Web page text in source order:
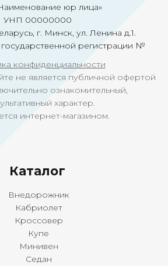
юр лица»
УНП 00000000
г. Минск, ул. Ленина д.1.
регистрации №
конфиденциальности
не является публичной офертой
ознакомительный,
характер.
интернет-магазином.
Каталог
Внедорожник
Кабриолет
Кроссовер
Купе
Минивен
Седан